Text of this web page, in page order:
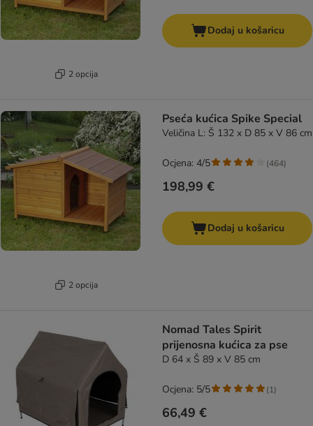
2 opcija
Dodaj u košaricu
2 opcija
Pseća kućica Spike Special
Veličina L: Š 132 x D 85 x V 86 cm
198,99 €
Ocjena: 4/5 (464)
Dodaj u košaricu
Nomad Tales Spirit
prijenosna kućica za pse
D 64 x Š 89 x V 85 cm
66,49 €
Ocjena: 5/5 (1)